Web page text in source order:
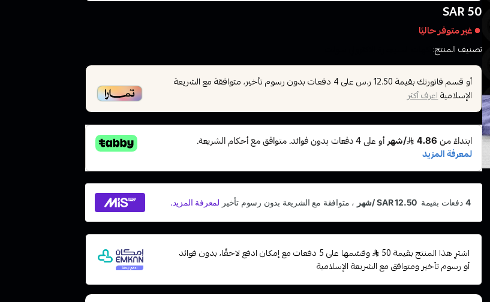
50 SAR
غير متوفر حاليًا
تصنيف المنتج:
أو قسم فاتورتك بقيمة 12.50 ر.س على4 دفعات بدون رسوم تأخير، متوافقة مع الشريعة
الإسلاميةاعرف أكثر
اشترِ هذا المنتج بقيمة 50
وقسّمها على 5 دفعات مع إمكان ادفع لاحقًا، بدون فوائد
أو رسوم تأخير ومتوافق مع الشريعة الإسلامية